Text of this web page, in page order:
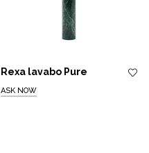
Rexa lavabo Pure
ASK NOW